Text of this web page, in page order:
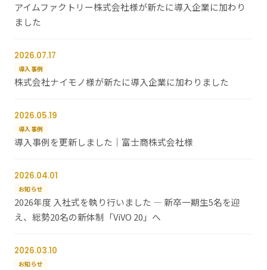
アイムファクトリー株式会社様が新たに導入企業に加わり
ました
2026.07.17
導入事例
株式会社ナイモノ様が新たに導入企業に加わりました
2026.05.19
導入事例
導入事例を更新しました｜富士商株式会社様
2026.04.01
お知らせ
2026年度 入社式を執り行いました ― 新卒一期生5名を迎
え、総勢20名の新体制「ViVO 20」へ
2026.03.10
お知らせ